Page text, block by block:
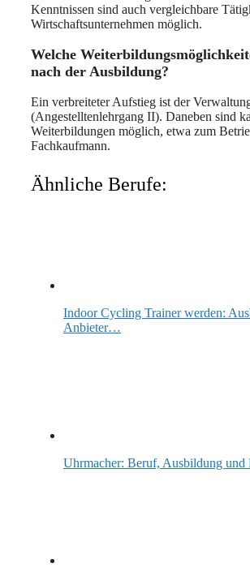
Kenntnissen sind auch vergleichbare
Wirtschaftsunternehmen möglich.
Welche
nach der Ausbildung?
Ein verbreiteter Aufstieg ist der
(Angestelltenlehrgang II). Daneben sind
Weiterbildungen möglich, etwa zum
Fachkaufmann.
Ähnliche Berufe:
Indoor Cycling Trainer werden:
Anbieter…
Uhrmacher: Beruf, Ausbildung und